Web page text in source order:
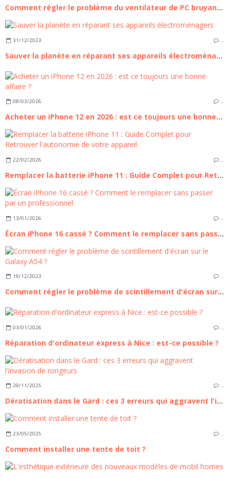
Comment régler le problème du ventilateur de PC bruyant ?
31/12/2023 …
Sauver la planète en réparant ses appareils électroménagers
08/03/2026 …
Acheter un iPhone 12 en 2026 : est ce toujours une bonne affaire ?
22/02/2026 …
Remplacer la batterie iPhone 11 : Guide Complet pour Retrouver l'autonomie de votre appareil
13/01/2026
Écran iPhone 16 cassé ? Comment le remplacer sans passer par un professionnel
19/12/2023 …
Comment régler le problème de scintillement d'écran sur le Galaxy A54 ?
03/01/2026 …
Réparation d'ordinateur express à Nice : est-ce possible ?
29/11/2025 …
Dératisation dans le Gard : ces 3 erreurs qui aggravent l'invasion de rongeurs
23/05/2025 …
Comment installer une tente de toit ?